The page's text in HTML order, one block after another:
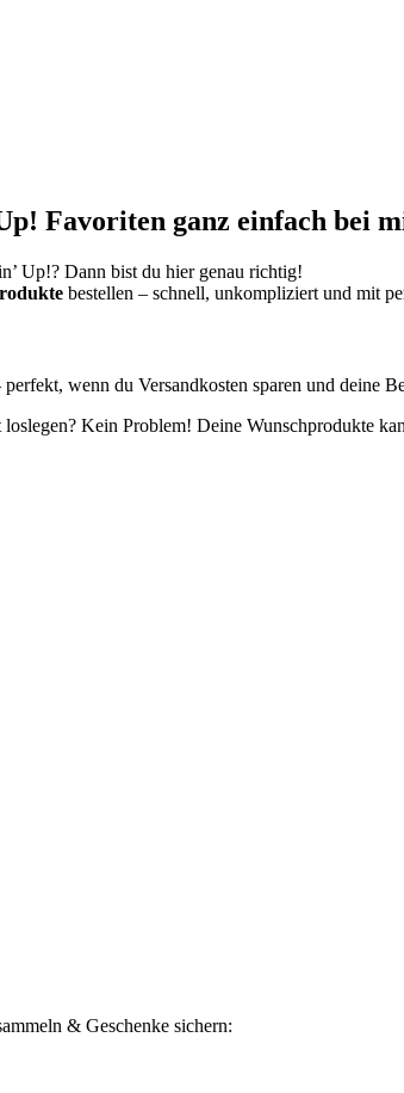
Favoriten ganz einfach bei
Up!? Dann bist du hier genau richtig!
bestellen – schnell, unkompliziert und mit
perfekt, wenn du Versandkosten sparen und deine
Kein Problem! Deine Wunschprodukte
& Geschenke sichern: